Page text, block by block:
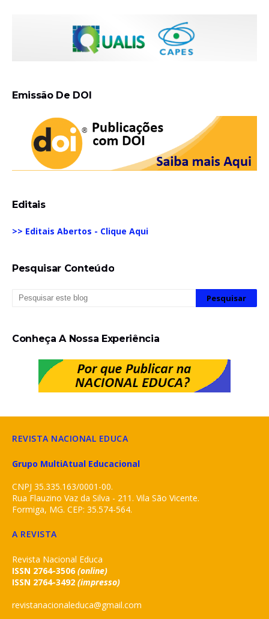
Emissão De DOI
Editais
>> Editais Abertos - Clique Aqui
Pesquisar Conteúdo
Conheça A Nossa Experiência
REVISTA NACIONAL EDUCA
Grupo MultiAtual Educacional
CNPJ 35.335.163/0001-00.
Rua Flauzino Vaz da Silva - 211. Vila São Vicente.
Formiga, MG. CEP: 35.574-564.
A REVISTA
Revista Nacional Educa
ISSN 2764-3506(online)
ISSN 2764-3492 (impresso)
revistanacionaleduca@gmail.com